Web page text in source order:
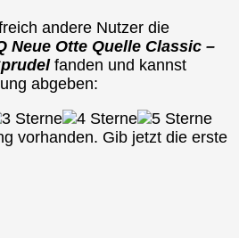
andere Nutzer die
Neue Otte Quelle Classic –
fanden und kannst
abgeben:
vorhanden. Gib jetzt die erste